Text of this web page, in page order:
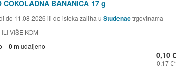
ČOKOLADNA BANANICA 17 g
do 11.08.2026 ili do isteka zaliha u Studenactrgovinama
VIŠE KOM
0 m udaljeno
0,10 €
0,17 €